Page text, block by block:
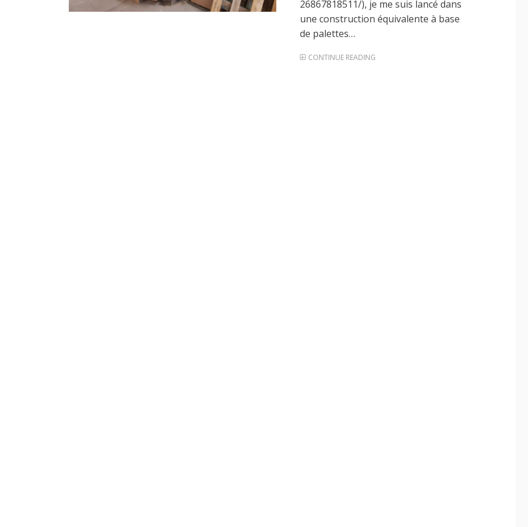
26867818511/), je me suis lancé dans
une construction équivalente à base
de palettes…
CONTINUE READING